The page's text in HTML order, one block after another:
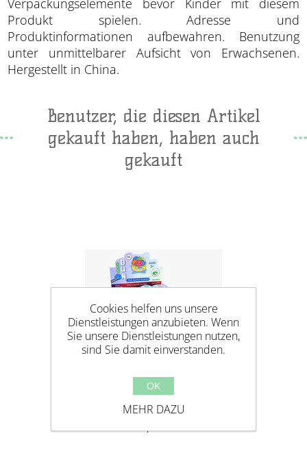
Produkt spielen. Adresse und
Produktinformationen aufbewahren. Benutzung
unter unmittelbarer Aufsicht von Erwachsenen.
Hergestellt in China.
Benutzer, die diesen Artikel
gekauft haben, haben auch
gekauft
Cookies helfen uns unsere
Dienstleistungen anzubieten. Wenn
Sie unsere Dienstleistungen nutzen,
sind Sie damit einverstanden.
OK
MEHR DAZU